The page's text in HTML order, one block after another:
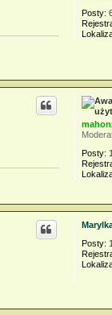
Posty:
Posty:
Posty: